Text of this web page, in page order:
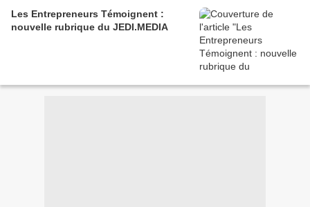
Les Entrepreneurs Témoignent :
nouvelle rubrique du JEDI.MEDIA